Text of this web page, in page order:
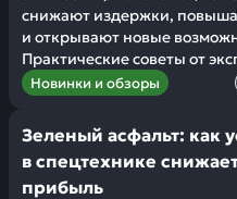
снижают издержки,
и открывают новые
Практические советы от
Новинки и обзоры
Зеленый асфальт: как
в спецтехнике
прибыль